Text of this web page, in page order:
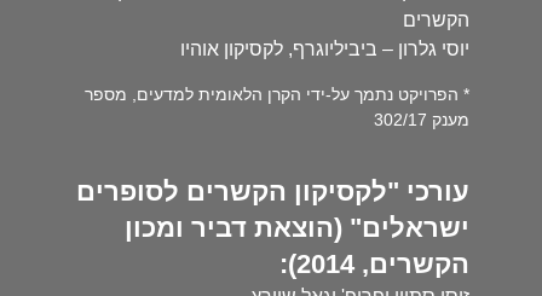
הקשרים
יוסי גלרון – ביביליוגרף, לקסיקון אוהיו
* הפרויקט נתמך על-ידי הקרן הלאומית למדעים, מספר
מענק 302/17
עורכי "לקסיקון הקשרים לסופרים
ישראלים" (הוצאת דביר ומכון
הקשרים, 2014):